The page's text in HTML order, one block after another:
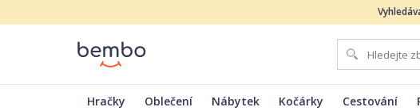
Hračky Oblečení Nábytek Kočárky Cestování